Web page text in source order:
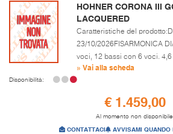
HOHNER CORONA III
LACQUERED
Caratteristiche del
23/10/2026FISARMONICA
voci, 12 bassi con 6 voci. 4,6
» Vai alla scheda
Disponibilità:
€ 1.459,00
Al momento non disponibile.
CONTATTACI AVVISAMI QUANDO